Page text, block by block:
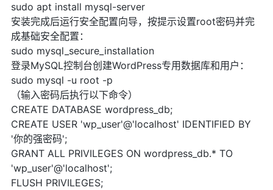
sudo apt install mysql-server
安装完成后运行安全配置向导，按提示设置root密码并完
成基础安全配置：
sudo mysql_secure_installation
登录MySQL控制台创建WordPress专用数据库和用户：
sudo mysql -u root -p
（输入密码后执行以下命令）
CREATE DATABASE wordpress_db;
CREATE USER 'wp_user'@'localhost' IDENTIFIED BY
'你的强密码';
GRANT ALL PRIVILEGES ON wordpress_db.* TO
'wp_user'@'localhost';
FLUSH PRIVILEGES;